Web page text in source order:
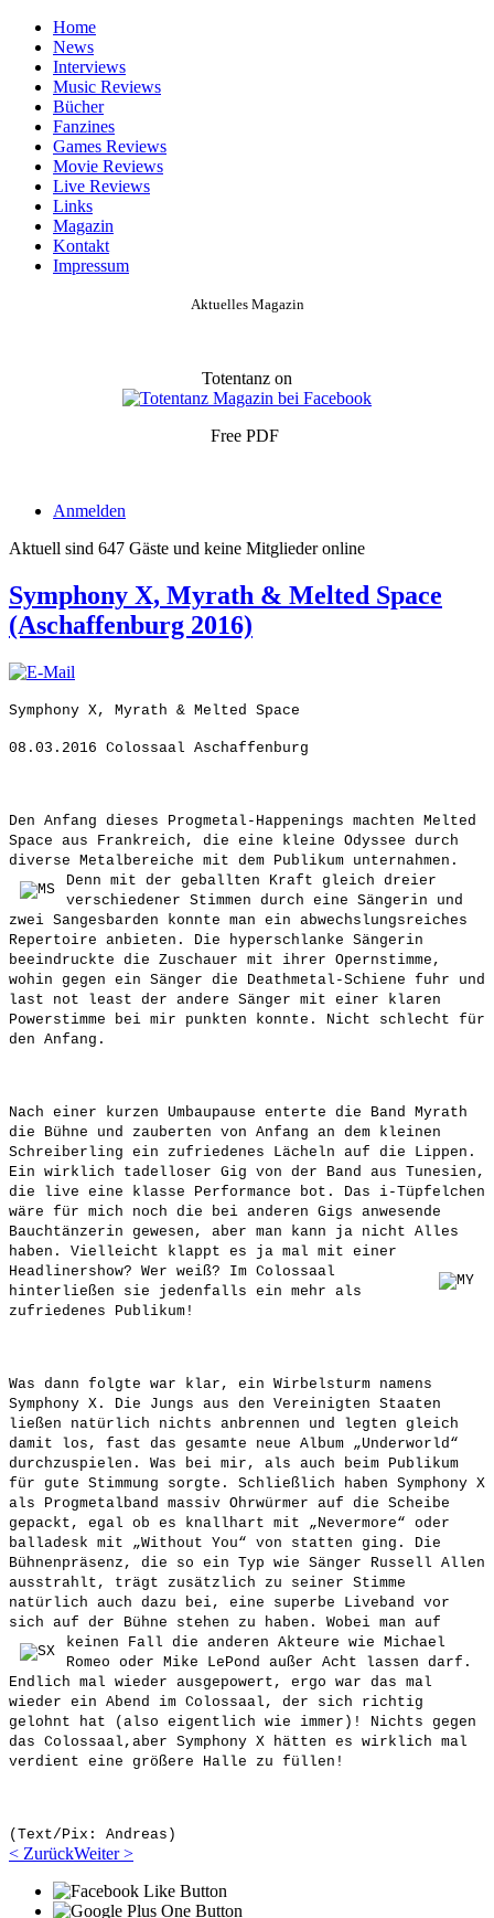
Home
News
Interviews
Music Reviews
Bücher
Fanzines
Games Reviews
Movie Reviews
Live Reviews
Links
Magazin
Kontakt
Impressum
Aktuelles Magazin
Totentanz on
Free PDF
Anmelden
Aktuell sind 647 Gäste und keine Mitglieder online
Symphony X, Myrath & Melted Space
(Aschaffenburg 2016)
Symphony X, Myrath & Melted Space
08.03.2016 Colossaal Aschaffenburg
Den Anfang dieses Progmetal-Happenings machten Melted
Space aus Frankreich, die eine kleine Odyssee durch
diverse Metalbereiche mit dem Publikum unternahmen.
Denn mit der geballten Kraft gleich dreier
verschiedener Stimmen durch eine Sängerin und
zwei Sangesbarden konnte man ein abwechslungsreiches
Repertoire anbieten. Die hyperschlanke Sängerin
beeindruckte die Zuschauer mit ihrer Opernstimme,
wohin gegen ein Sänger die Deathmetal-Schiene fuhr und
last not least der andere Sänger mit einer klaren
Powerstimme bei mir punkten konnte. Nicht schlecht für
den Anfang.
Nach einer kurzen Umbaupause enterte die Band Myrath
die Bühne und zauberten von Anfang an dem kleinen
Schreiberling ein zufriedenes Lächeln auf die Lippen.
Ein wirklich tadelloser Gig von der Band aus Tunesien,
die live eine klasse Performance bot. Das i-Tüpfelchen
wäre für mich noch die bei anderen Gigs anwesende
Bauchtänzerin gewesen, aber man kann ja nicht Alles
haben. Vielleicht klappt es ja mal mit einer
Headlinershow? Wer weiß? Im Colossaal
hinterließen sie jedenfalls ein mehr als
zufriedenes Publikum!
Was dann folgte war klar, ein Wirbelsturm namens
Symphony X. Die Jungs aus den Vereinigten Staaten
ließen natürlich nichts anbrennen und legten gleich
damit los, fast das gesamte neue Album „Underworld“
durchzuspielen. Was bei mir, als auch beim Publikum
für gute Stimmung sorgte. Schließlich haben Symphony X
als Progmetalband massiv Ohrwürmer auf die Scheibe
gepackt, egal ob es knallhart mit „Nevermore“ oder
balladesk mit „Without You“ von statten ging. Die
Bühnenpräsenz, die so ein Typ wie Sänger Russell Allen
ausstrahlt, trägt zusätzlich zu seiner Stimme
natürlich auch dazu bei, eine superbe Liveband vor
sich auf der Bühne stehen zu haben. Wobei man auf
keinen Fall die anderen Akteure wie Michael
Romeo oder Mike LePond außer Acht lassen darf.
Endlich mal wieder ausgepowert, ergo war das mal
wieder ein Abend im Colossaal, der sich richtig
gelohnt hat (also eigentlich wie immer)! Nichts gegen
das Colossaal,aber Symphony X hätten es wirklich mal
verdient eine größere Halle zu füllen!
(Text/Pix: Andreas)
< ZurückWeiter >